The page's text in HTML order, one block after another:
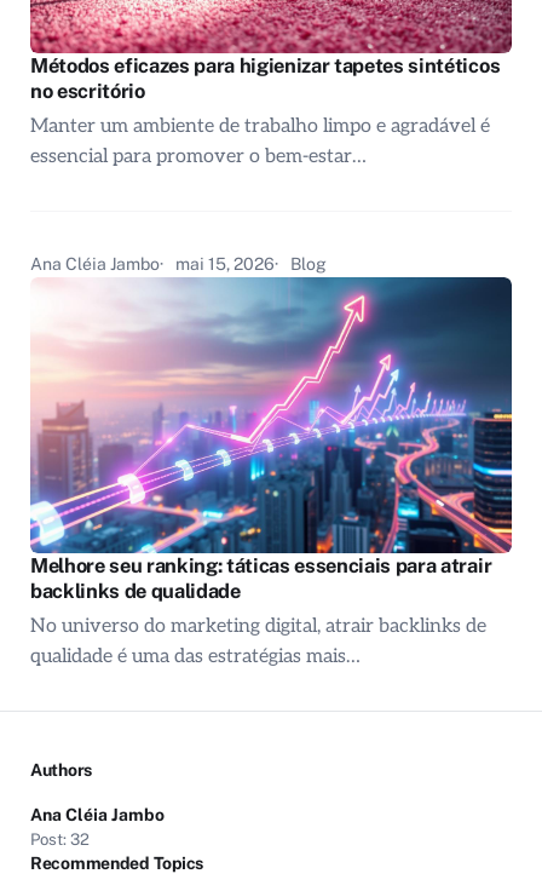
Métodos eficazes para higienizar tapetes sintéticos
no escritório
Manter um ambiente de trabalho limpo e agradável é
essencial para promover o bem-estar…
Ana Cléia Jambo mai 15, 2026 Blog
Melhore seu ranking: táticas essenciais para atrair
backlinks de qualidade
No universo do marketing digital, atrair backlinks de
qualidade é uma das estratégias mais…
Authors
Ana Cléia Jambo
Post: 32
Recommended Topics